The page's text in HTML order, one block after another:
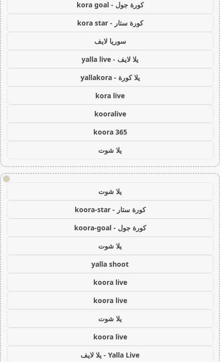
كورة جول - kora goal
كورة ستار - kora star
سوريا لايف
يلا لايف - yalla live
يلا كورة - yallakora
kora live
kooralive
koora 365
يلا شوت
!
يلا شوت
كورة ستار - koora-star
كورة جول - koora-goal
يلا شوت
yalla shoot
koora live
koora live
يلا شوت
koora live
Yalla Live - يلا لايف